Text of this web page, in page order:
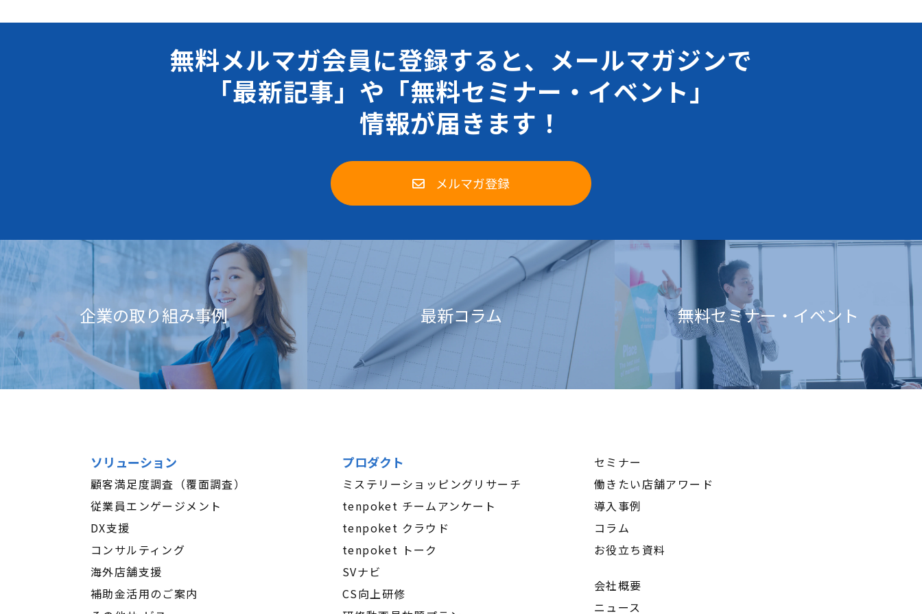
無料メルマガ会員に登録すると、メールマガジンで
「最新記事」や「無料セミナー・イベント」
情報が届きます！
メルマガ登録
企業の取り組み事例 最新コラム 無料セミナー・イベント
ソリューション
顧客満足度調査（覆面調査）
従業員エンゲージメント
DX支援
コンサルティング
海外店舗支援
補助金活用のご案内
プロダクト
ミステリーショッピングリサーチ
tenpoket チームアンケート
tenpoket クラウド
tenpoket トーク
SVナビ
CS向上研修
セミナー
働きたい店舗アワード
導入事例
コラム
お役立ち資料
会社概要
ニュース